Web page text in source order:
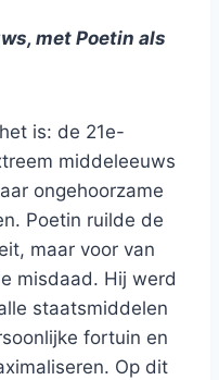
met Poetin als
is: de 21e-
middeleeuws
ongehoorzame
Poetin ruilde de
maar voor van
misdaad. Hij werd
staatsmiddelen
fortuin en
Op dit